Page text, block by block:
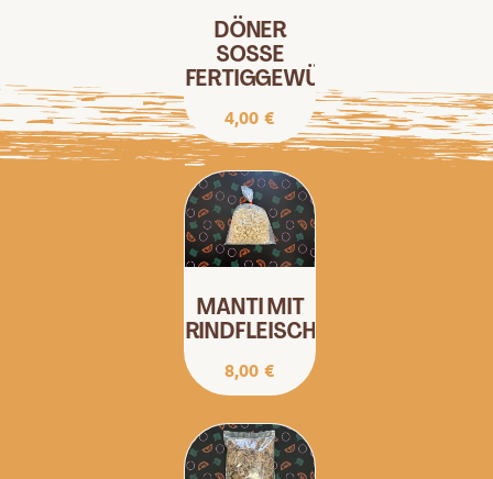
DÖNER
SOSSE
FERTIGGEWÜRZMISCHUNG
4,00€
MANTI MIT
RINDFLEISCHFÜLLUNG
8,00€